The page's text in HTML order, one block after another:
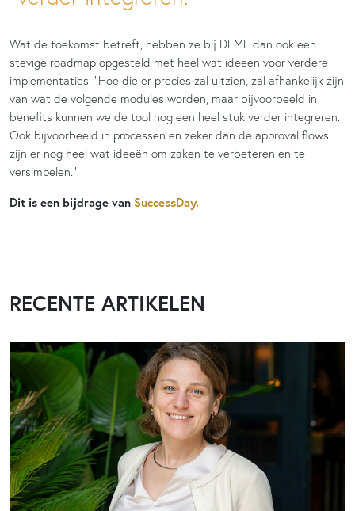
Wat de toekomst betreft, hebben ze bij DEME dan ook een
stevige roadmap opgesteld met heel wat ideeën voor verdere
implementaties. “Hoe die er precies zal uitzien, zal afhankelijk zijn
van wat de volgende modules worden, maar bijvoorbeeld in
benefits kunnen we de tool nog een heel stuk verder integreren.
Ook bijvoorbeeld in processen en zeker dan de approval flows
zijn er nog heel wat ideeën om zaken te verbeteren en te
versimpelen.”
Dit is een bijdrage van SuccessDay.
RECENTE ARTIKELEN